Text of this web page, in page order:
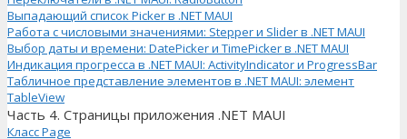
Выпадающий список Picker в .NET MAUI
Работа с числовыми значениями: Stepper и Slider в .NET MAUI
Выбор даты и времени: DatePicker и TimePicker в .NET MAUI
Индикация прогресса в .NET MAUI: ActivityIndicator и ProgressBar
Табличное представление элементов в .NET MAUI: элемент
TableView
Часть 4. Страницы приложения .NET MAUI
Класс Page